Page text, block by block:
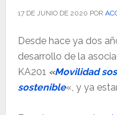
17 DE JUNIO DE 2020 POR
Desde hace ya dos
desarrollo de la
KA201 «Movilidad
sostenible«, y ya